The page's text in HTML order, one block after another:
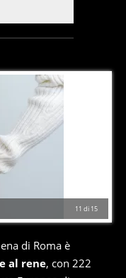
11 di 15
di Roma è
al rene, con 222